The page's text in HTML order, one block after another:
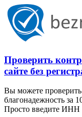
Проверить
сайте без
Вы можете
благонадежность за
Просто введите ИНН